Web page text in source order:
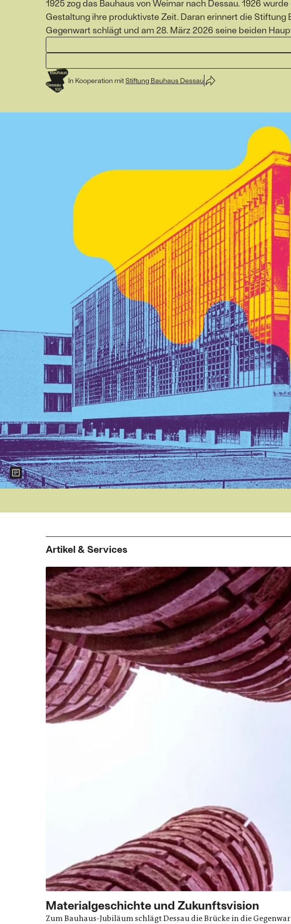
1925 zog das Bauhaus von Weimar nach Dessau. 1926
Gestaltung ihre produktivste Zeit. Daran erinnert die
Gegenwart schlägt und am 28. März 2026 seine beiden
In Kooperation mit Stiftung Bauhaus Dessau
Show more information about the image
Artikel & Services
Materialgeschichte und Zukunftsvision
Zum Bauhaus-Jubiläum schlägt Dessau die Brücke in die